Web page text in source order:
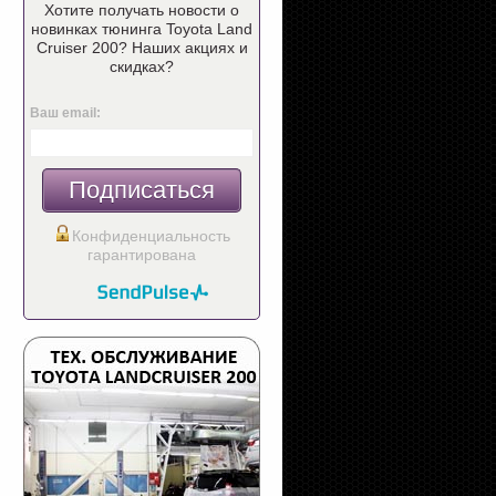
Хотите получать новости о
новинках тюнинга Toyota Land
Cruiser 200? Наших акциях и
скидках?
Ваш email:
Подписаться
Конфиденциальность
гарантирована